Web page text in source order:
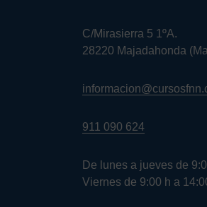
C/Mirasierra 5 1ºA.
28220 Majadahonda
911 090 624
De lunes a jueves de
Viernes de 9:00 h a